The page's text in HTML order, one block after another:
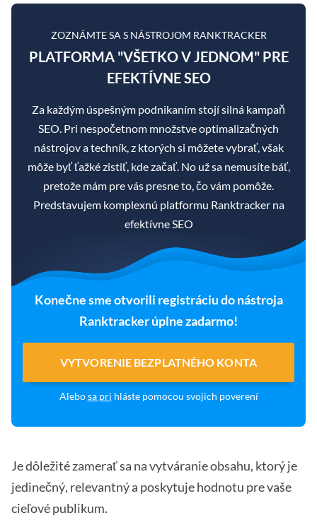
ZOZNÁMTE SA S NÁSTROJOM RANKTRACKER
PLATFORMA "VŠETKO V JEDNOM" PRE
EFEKTÍVNE SEO
Za každým úspešným podnikaním stojí silná kampaň
SEO. Pri nespočetnom množstve optimalizačných
nástrojov a techník, z ktorých si môžete vybrať, však
môže byť ťažké zistiť, kde začať. No už sa nemusíte báť,
pretože mám pre vás presne to, čo vám pomôže.
Predstavujem komplexnú platformu Ranktracker na
efektívne SEO
Konečne sme otvorili registráciu do nástroja
Ranktracker úplne zadarmo!
VYTVORENIE BEZPLATNÉHO KONTA
Alebosa pri hláste pomocou svojich poverení
Je dôležité zamerať sa na vytváranie obsahu, ktorý je
jedinečný, relevantný a poskytuje hodnotu pre vaše
cieľové publikum.